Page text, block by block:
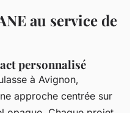
au service de
personnalisé
à Avignon,
approche centrée sur